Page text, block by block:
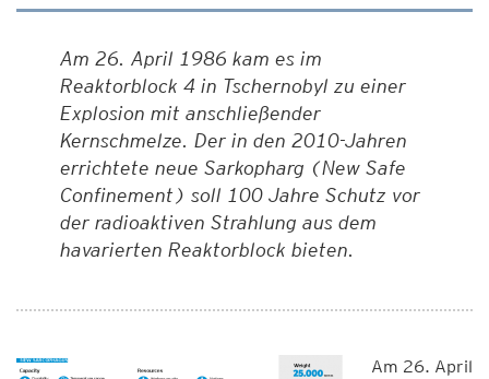
Am 26. April 1986 kam es im
Reaktorblock 4 in Tschernobyl zu einer
Explosion mit anschließender
Kernschmelze. Der in den 2010-Jahren
errichtete neue Sarkopharg (New Safe
Confinement) soll 100 Jahre Schutz vor
der radioaktiven Strahlung aus dem
havarierten Reaktorblock bieten.
Am 26. April